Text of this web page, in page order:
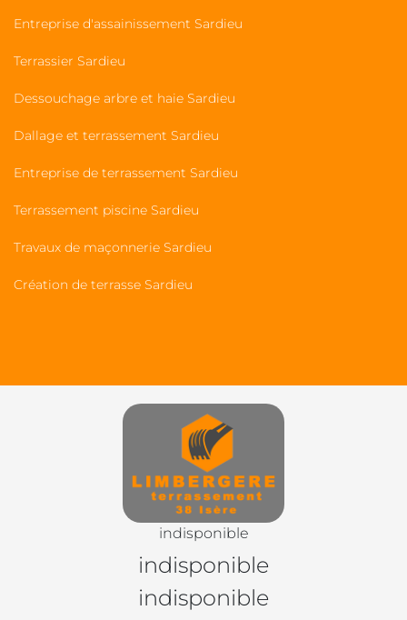
Entreprise d'assainissement Sardieu
Terrassier Sardieu
Dessouchage arbre et haie Sardieu
Dallage et terrassement Sardieu
Entreprise de terrassement Sardieu
Terrassement piscine Sardieu
Travaux de maçonnerie Sardieu
Création de terrasse Sardieu
indisponible
indisponible
indisponible